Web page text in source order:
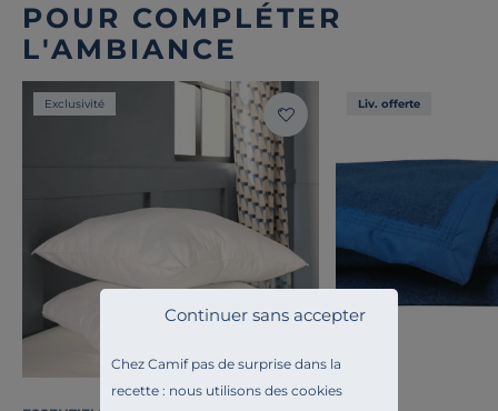
Chez Camif pas de surprise dans la
recette : nous utilisons des cookies
Continuer sans accepter
POUR COMPLÉTER
L'AMBIANCE
Exclusivité Liv. offerte